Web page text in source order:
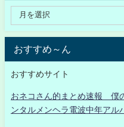
おすすめ～ん
おすすめサイト
おネコさん的まとめ速報 僕
ンタルメンヘラ電波中年アル